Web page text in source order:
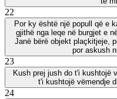
22
Por ky është një popull që e
gjithë nga leqe në burgjet e
Janë bërë objekt plaçkitjeje,
por askush
23
Kush prej jush do t'i kushtojë
t'i kushtojë vëmendje
24